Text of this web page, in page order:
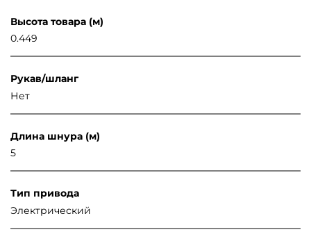
Высота товара (м)
0.449
Рукав/шланг
Нет
Длина шнура (м)
5
Тип привода
Электрический